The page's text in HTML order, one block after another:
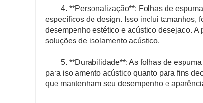
4. **Personalização**: Folhas de
específicos de design. Isso inclui tamanhos,
desempenho estético e acústico desejado.
soluções de isolamento acústico.
5. **Durabilidade**: As folhas de
para isolamento acústico quanto para fins
que mantenham seu desempenho e